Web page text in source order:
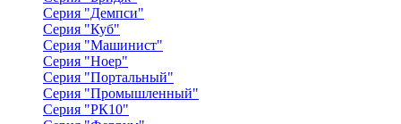
Серия "Демпси"
Серия "Куб"
Серия "Машинист"
Серия "Ноер"
Серия "Портальный"
Серия "Промышленный"
Серия "РК10"